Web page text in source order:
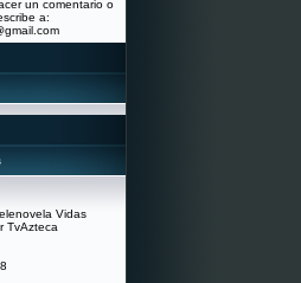
un comentario o
a:
Vidas
TvAzteca